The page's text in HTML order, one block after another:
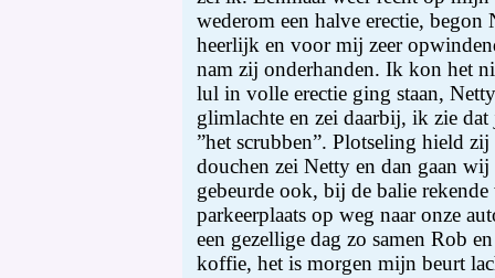
wederom een halve erectie,
heerlijk en voor mij zeer
nam zij onderhanden. Ik kon het
lul in volle erectie ging staan,
glimlachte en zei daarbij, ik zie
”het scrubben”. Plotseling hield
douchen zei Netty en dan gaan
gebeurde ook, bij de balie
parkeerplaats op weg naar onze
een gezellige dag zo samen Rob
koffie, het is morgen mijn beurt